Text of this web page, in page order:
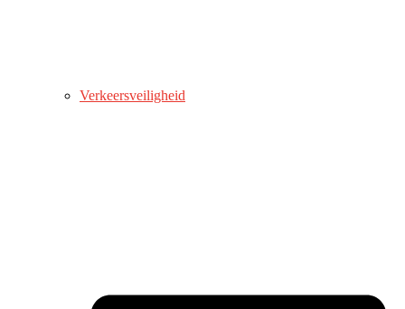
Verkeersveiligheid